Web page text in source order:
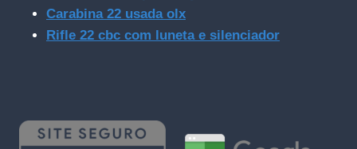
Carabina 22 usada olx
Rifle 22 cbc com luneta e silenciador